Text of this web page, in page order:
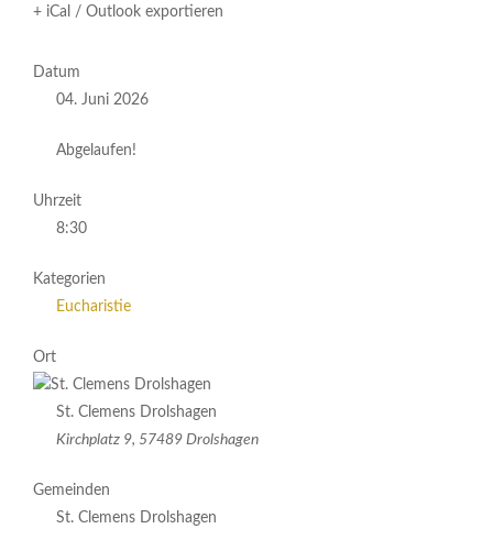
+ iCal / Outlook exportieren
Datum
04. Juni 2026
Abgelaufen!
Uhrzeit
8:30
Kategorien
Eucharistie
Ort
St. Clemens Drolshagen
Kirchplatz 9, 57489 Drolshagen
Gemeinden
St. Clemens Drolshagen